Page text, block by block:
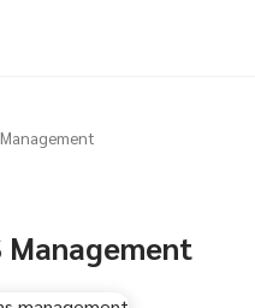
Management